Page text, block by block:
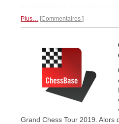
Plus… Commentaires
Grand Chess Tour 2019. Alors